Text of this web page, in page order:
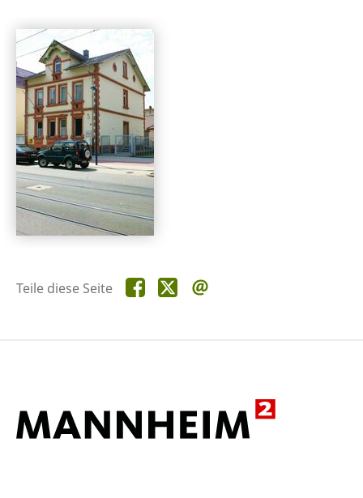
Teile diese Seite Teile
diese
Teile
diese